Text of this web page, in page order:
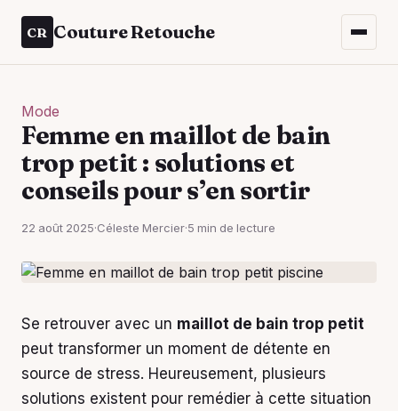
CR Couture Retouche
Mode
Femme en maillot de bain
trop petit : solutions et
conseils pour s’en sortir
22 août 2025·Céleste Mercier·5 min de lecture
Se retrouver avec un maillot de bain trop petit
peut transformer un moment de détente en
source de stress. Heureusement, plusieurs
solutions existent pour remédier à cette situation